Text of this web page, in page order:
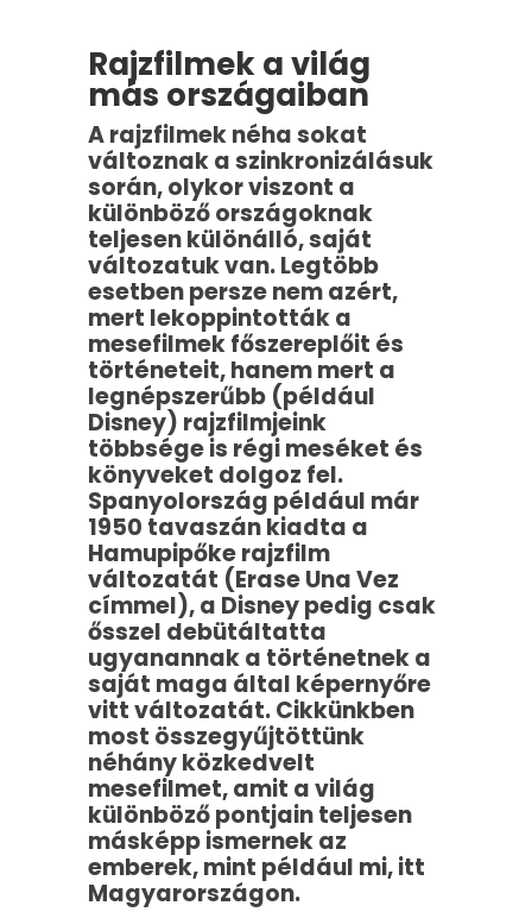
Rajzfilmek a világ
más országaiban
A rajzfilmek néha sokat
változnak a szinkronizálásuk
során, olykor viszont a
különböző országoknak
teljesen különálló, saját
változatuk van. Legtöbb
esetben persze nem azért,
mert lekoppintották a
mesefilmek főszereplőit és
történeteit, hanem mert a
legnépszerűbb (például
Disney) rajzfilmjeink
többsége is régi meséket és
könyveket dolgoz fel.
Spanyolország például már
1950 tavaszán kiadta a
Hamupipőke rajzfilm
változatát (Erase Una Vez
címmel), a Disney pedig csak
ősszel debütáltatta
ugyanannak a történetnek a
saját maga által képernyőre
vitt változatát. Cikkünkben
most összegyűjtöttünk
néhány közkedvelt
mesefilmet, amit a világ
különböző pontjain teljesen
másképp ismernek az
emberek, mint például mi, itt
Magyarországon.